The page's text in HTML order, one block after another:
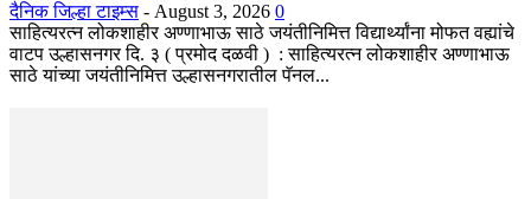
दैनिक जिल्हा टाइम्स - August 3, 2026 0
साहित्यरत्न लोकशाहीर अण्णाभाऊ साठे जयंतीनिमित्त विद्यार्थ्यांना मोफत वह्यांचे
वाटप उल्हासनगर दि. ३ ( प्रमोद दळवी ) : साहित्यरत्न लोकशाहीर अण्णाभाऊ
साठे यांच्या जयंतीनिमित्त उल्हासनगरातील पॅनल...